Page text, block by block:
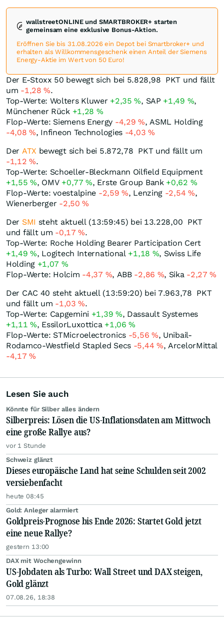
wallstreetONLINE und SMARTBROKER+ starten
gemeinsam eine exklusive Bonus-Aktion.
Eröffnen Sie bis 31.08.2026 ein Depot bei Smartbroker+ und
erhalten als Willkommensgeschenk einen Anteil der Siemens
Energy-Aktie im Wert von 50 Euro!
Der E-Stoxx 50 bewegt sich bei 5.828,98 PKT und fällt
um -1,28%.
Top-Werte: Wolters Kluwer +2,35%, SAP +1,49 %,
Münchener Rück +1,28 %
Flop-Werte: Siemens Energy -4,29%, ASML Holding
-4,08%, Infineon Technologies -4,03 %
Der ATX bewegt sich bei 5.872,78 PKTund fällt um
-1,12%.
Top-Werte: Schoeller-Bleckmann Oilfield Equipment
+1,55%, OMV +0,77%, Erste Group Bank +0,62 %
Flop-Werte: voestalpine -2,59%, Lenzing -2,54 %,
Wienerberger -2,50%
Der SMI steht aktuell (13:59:45) bei 13.228,00 PKT
und fällt um -0,17%.
Top-Werte: Roche Holding Bearer Participation Cert
+1,49%, Logitech International +1,18 %, Swiss Life
Holding +1,07 %
Flop-Werte: Holcim -4,37 %, ABB -2,86 %, Sika -2,27%
Der CAC 40 steht aktuell (13:59:20) bei 7.963,78 PKT
und fällt um -1,03%.
Top-Werte: Capgemini +1,39 %, Dassault Systemes
+1,11%, EssilorLuxottica +1,06%
Flop-Werte: STMicroelectronics -5,56 %, Unibail-
Rodamco-Westfield Stapled Secs -5,44 %, ArcelorMittal
-4,17%
Lesen Sie auch
Könnte für Silber alles ändern
Silberpreis: Lösen die US-Inflationsdaten am Mittwoch
eine große Rallye aus?
vor 1 Stunde
Schweiz glänzt
Dieses europäische Land hat seine Schulden seit 2002
versiebenfacht
heute 08:45
Gold: Anleger alarmiert
Goldpreis-Prognose bis Ende 2026: Startet Gold jetzt
eine neue Rallye?
gestern 13:00
DAX mit Wochengewinn
US-Jobdaten als Turbo: Wall Street und DAX steigen,
Gold glänzt
07.08.26, 18:38